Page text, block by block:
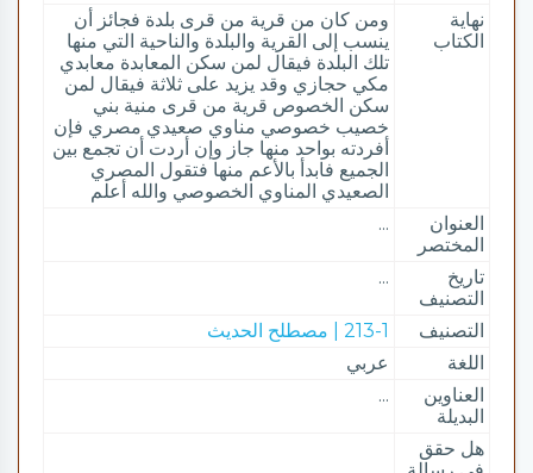
نهاية
الكتاب
ومن كان من قرية من قرى بلدة فجائز أن
ينسب إلى القرية والبلدة والناحية التي منها
تلك البلدة فيقال لمن سكن المعابدة معابدي
مكي حجازي وقد يزيد على ثلاثة فيقال لمن
سكن الخصوص قرية من قرى منية بني
خصيب خصوصي مناوي صعيدي مصري فإن
أفردته بواحد منها جاز وإن أردت أن تجمع بين
الجميع فابدأ بالأعم منها فتقول المصري
الصعيدي المناوي الخصوصي والله أعلم
العنوان
المختصر
...
تاريخ
التصنيف
...
التصنيف
213-1 | مصطلح الحديث
اللغة
عربي
العناوين
البديلة
...
هل حقق